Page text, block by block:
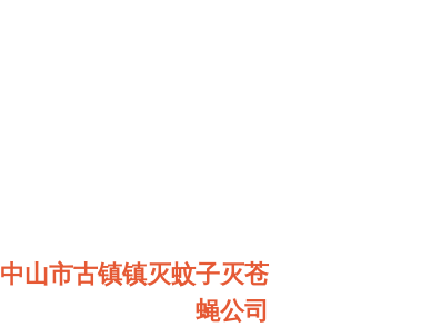
中山市古镇镇灭蚊子灭苍
蝇公司